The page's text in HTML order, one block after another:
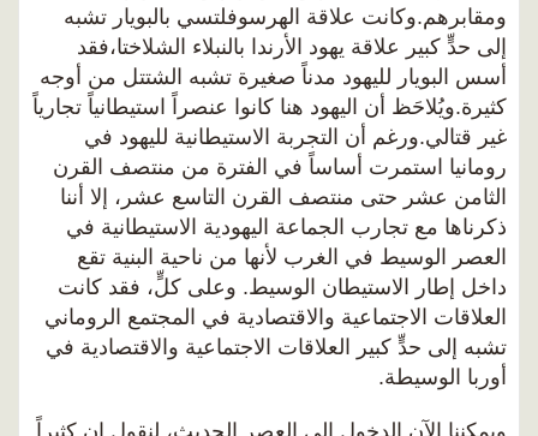
ومقابرهم.وكانت علاقة الهرسوفلتسي بالبويار تشبه
إلى حدٍّ كبير علاقة يهود الأرندا بالنبلاء الشلاختا،فقد
أسس البويار لليهود مدناً صغيرة تشبه الشتتل من أوجه
كثيرة.ويُلاحَظ أن اليهود هنا كانوا عنصراً استيطانياً تجارياً
غير قتالي.ورغم أن التجربة الاستيطانية لليهود في
رومانيا استمرت أساساً في الفترة من منتصف القرن
الثامن عشر حتى منتصف القرن التاسع عشر، إلا أننا
ذكرناها مع تجارب الجماعة اليهودية الاستيطانية في
العصر الوسيط في الغرب لأنها من ناحية البنية تقع
داخل إطار الاستيطان الوسيط. وعلى كلٍّ، فقد كانت
العلاقات الاجتماعية والاقتصادية في المجتمع الروماني
تشبه إلى حدٍّ كبير العلاقات الاجتماعية والاقتصادية في
أوربا الوسيطة.
ويمكننا الآن الدخول إلى العصر الحديث، لنقول إن كثيراً